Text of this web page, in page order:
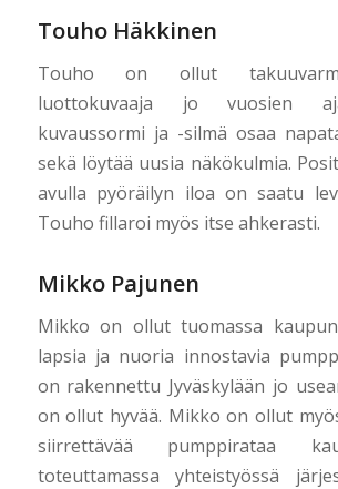
Touho Häkkinen
Touho on ollut
luottokuvaaja jo vuosien
kuvaussormi ja -silmä osaa
sekä löytää uusia näkökulmia.
avulla pyöräilyn iloa on saatu
Touho fillaroi myös itse ahkerasti.
Mikko Pajunen
Mikko on ollut tuomassa
lapsia ja nuoria innostavia
on rakennettu Jyväskylään jo
on ollut hyvää. Mikko on ollut
siirrettävää pumppirataa
toteuttamassa yhteistyössä